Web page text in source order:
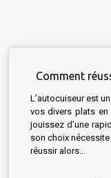
Comment
L’autocuiseur est
vos divers plats en
jouissez d’une
son choix
réussir alors...